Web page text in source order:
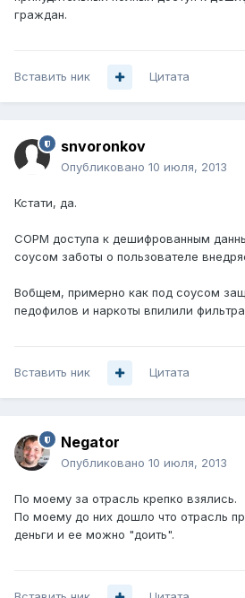
граждан.
Вставить ник Цитата
snvoronkov
Опубликовано 10 июля, 2013
Кстати, да.
СОРМ доступа к дешифрованным
соусом заботы о пользователе
Вобщем, примерно как под соусом
педофилов и наркоты впилили
Вставить ник Цитата
Negator
Опубликовано 10 июля, 2013
По моему за отрасль крепко взялись.
По моему до них дошло что отрасль
деньги и ее можно "доить".